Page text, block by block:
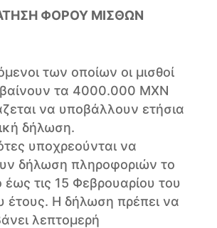
ΦΟΡΟΥ ΜΙΣΘΩΝ
των οποίων οι μισθοί
τα 4000.000 MXN
να υποβάλλουν ετήσια
δήλωση.
υποχρεούνται να
δήλωση πληροφοριών το
έως τις 15 Φεβρουαρίου του
έτους. Η δήλωση πρέπει να
λεπτομερή